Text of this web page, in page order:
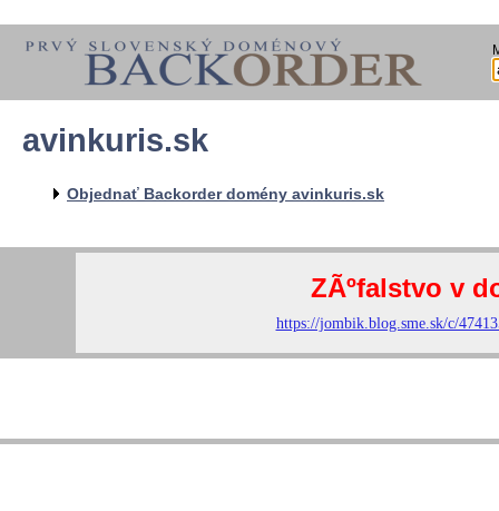
avinkuris.sk
Objednať Backorder domény avinkuris.sk